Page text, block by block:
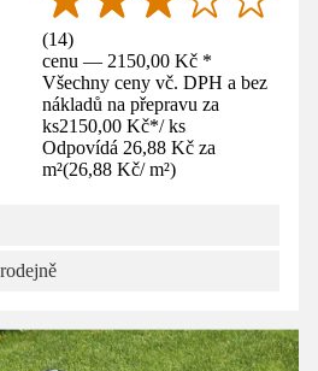
(14)
cenu — 2150,00 Kč *
Všechny ceny vč. DPH a bez
nákladů na přepravu za
ks2150,00 Kč*/ ks
Odpovídá 26,88 Kč za
m²(26,88 Kč/ m²)